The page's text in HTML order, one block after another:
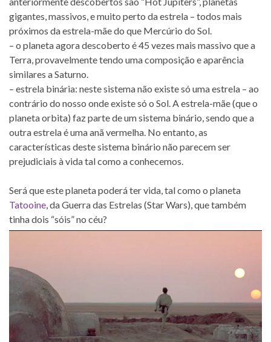
gigantes, massivos, e muito perto da estrela – todos mais
próximos da estrela-mãe do que Mercúrio do Sol.
– o planeta agora descoberto é 45 vezes mais massivo que a
Terra, provavelmente tendo uma composição e aparência
similares a Saturno.
– estrela binária: neste sistema não existe só uma estrela – ao
contrário do nosso onde existe só o Sol. A estrela-mãe (que o
planeta orbita) faz parte de um sistema binário, sendo que a
outra estrela é uma anã vermelha. No entanto, as
características deste sistema binário não parecem ser
prejudiciais à vida tal como a conhecemos.
Será que este planeta poderá ter vida, tal como o planeta
Tatooine, da Guerra das Estrelas (Star Wars), que também
tinha dois “sóis” no céu?